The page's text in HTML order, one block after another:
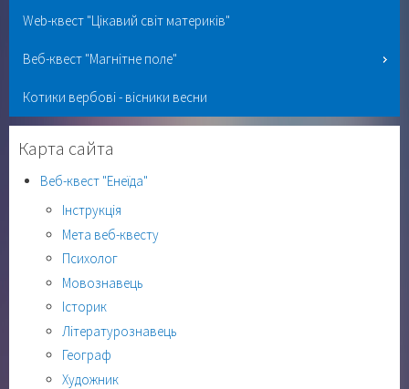
Web-квест "Цікавий світ материків"
Веб-квест "Магнітне поле"
Котики вербові - вісники весни
Карта сайта
Веб-квест "Енеїда"
Інструкція
Мета веб-квесту
Психолог
Мовознавець
Історик
Літературознавець
Географ
Художник